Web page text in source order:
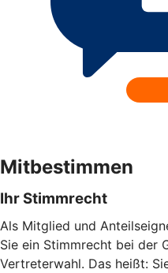
Mitbestimmen
Ihr Stimmrecht
Als Mitglied und
Sie ein Stimmrecht bei der
Vertreterwahl. Das heißt: